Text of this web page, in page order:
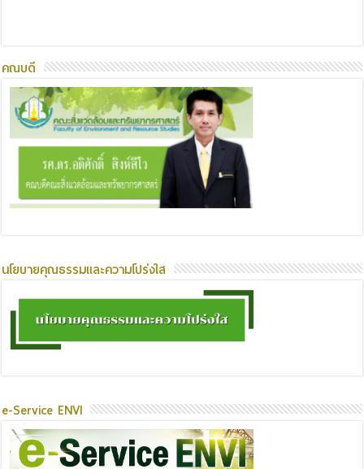
คณบดี
นโยบายคุณธรรมและความโปร่งใส
e-Service ENVI